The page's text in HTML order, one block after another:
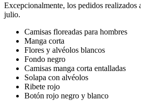
Excepcionalmente, los pedidos realizados
julio.
Camisas floreadas para hombres
Manga corta
Flores y alvéolos blancos
Fondo negro
Camisas manga corta entalladas
Solapa con alvéolos
Ribete rojo
Botón rojo negro y blanco